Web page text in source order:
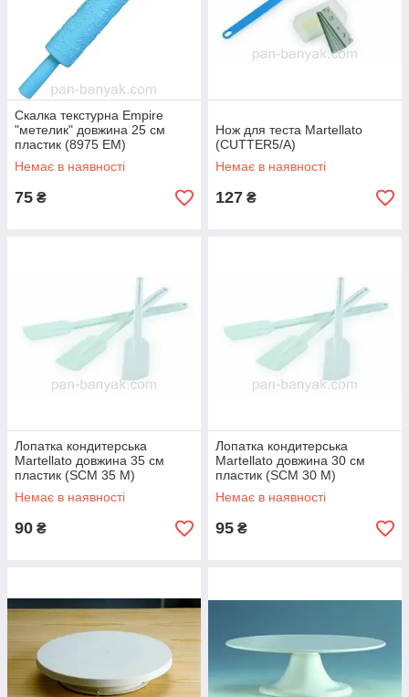
Скалка текстурна Empire
"метелик" довжина 25 см
пластик (8975 EM)
Немає в наявності
75 ₴
Нож для теста Martellato
(CUTTER5/А)
Немає в наявності
127 ₴
Лопатка кондитерська
Martellato довжина 35 см
пластик (SCM 35 M)
Немає в наявності
90 ₴
Лопатка кондитерська
Martellato довжина 30 см
пластик (SCM 30 M)
Немає в наявності
95 ₴